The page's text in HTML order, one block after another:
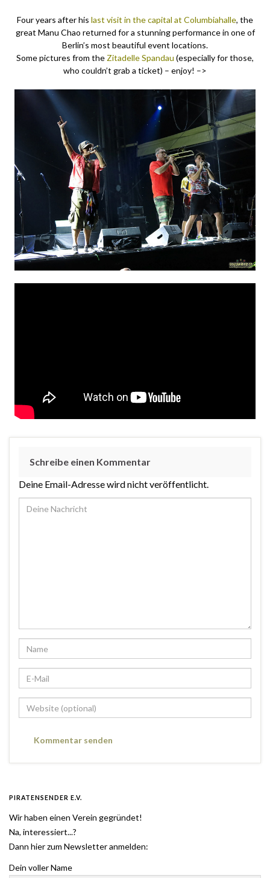
Four years after his last visit in the capital at Columbiahalle, the
great Manu Chao returned for a stunning performance in one of
Berlin’s most beautiful event locations.
Some pictures from theZitadelle Spandau (especially for those,
who couldn’t grab a ticket) – enjoy! –>
Schreibe einen Kommentar
Deine Email-Adresse wird nicht veröffentlicht.
PIRATENSENDER E.V.
Wir haben einen Verein gegründet!
Na, interessiert...?
Dann hier zum Newsletter anmelden:
Dein voller Name